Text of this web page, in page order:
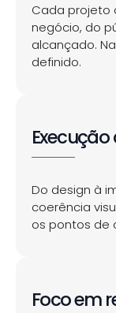
Cada projeto
negócio, do
alcançado.
definido.
Do design à
coerência
os pontos de
Foco em